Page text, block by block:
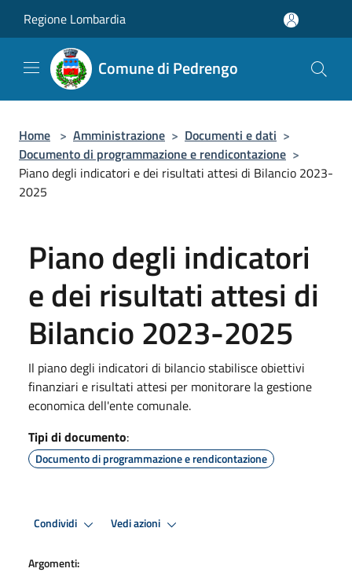
Regione Lombardia
Comune di Pedrengo
Home > Amministrazione > Documenti e dati >
Documento di programmazione e rendicontazione >
Piano degli indicatori e dei risultati attesi di Bilancio 2023-
2025
Piano degli indicatori
e dei risultati attesi di
Bilancio 2023-2025
Il piano degli indicatori di bilancio stabilisce obiettivi
finanziari e risultati attesi per monitorare la gestione
economica dell'ente comunale.
Tipi di documento:
Documento di programmazione e rendicontazione
Condividi Vedi azioni
Argomenti: